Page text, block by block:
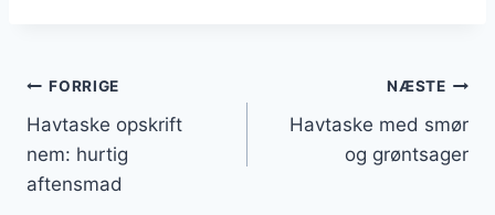
Indlægsnavigation
FORRIGE
Havtaske opskrift
nem: hurtig
aftensmad
NÆSTE
Havtaske med smør
og grøntsager